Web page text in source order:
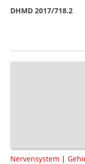
DHMD 2017/718.2
Nervensystem |